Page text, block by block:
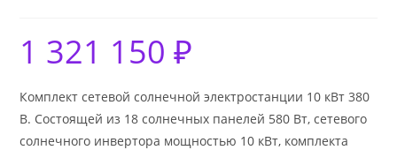
1 321 150₽
Комплект сетевой солнечной электростанции 10 кВт 380
В. Состоящей из 18 солнечных панелей 580 Вт, сетевого
солнечного инвертора мощностью 10 кВт, комплекта